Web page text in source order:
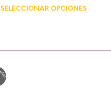
SELECCIONAR OPCIONES